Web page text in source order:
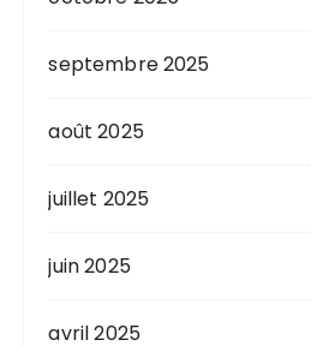
septembre 2025
août 2025
juillet 2025
juin 2025
avril 2025